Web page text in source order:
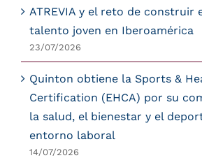
ATREVIA y el reto de construir
talento joven en Iberoamérica
23/07/2026
Quinton obtiene la Sports &
Certification (EHCA) por su
la salud, el bienestar y el
entorno laboral
14/07/2026